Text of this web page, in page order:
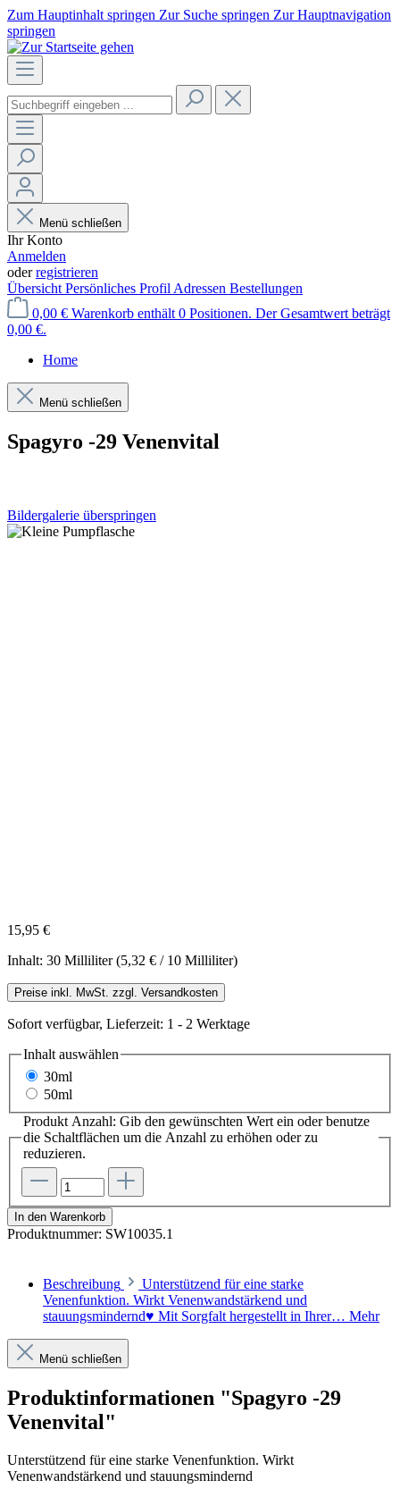
Zum Hauptinhalt springen Zur Suche springen Zur Hauptnavigation
springen
Menü schließen
Ihr Konto
Anmelden
oderregistrieren
Übersicht Persönliches Profil Adressen Bestellungen
0,00 € Warenkorb enthält 0 Positionen. Der Gesamtwert beträgt
0,00 €.
Home
Menü schließen
Spagyro -29 Venenvital
Bildergalerie überspringen
15,95 €
Inhalt: 30 Milliliter(5,32 € / 10 Milliliter)
Preise inkl. MwSt. zzgl. Versandkosten
Sofort verfügbar, Lieferzeit: 1 - 2 Werktage
Inhalt auswählen
30ml
50ml
Produkt Anzahl: Gib den gewünschten Wert ein oder benutze
die Schaltflächen um die Anzahl zu erhöhen oder zu
reduzieren.
In den Warenkorb
Produktnummer: SW10035.1
Beschreibung
Unterstützend für eine starke
Venenfunktion. Wirkt Venenwandstärkend und
stauungsmindernd♥ Mit Sorgfalt hergestellt in Ihrer… Mehr
Menü schließen
Produktinformationen "Spagyro -29
Venenvital"
Unterstützend für eine starke Venenfunktion. Wirkt
Venenwandstärkend und stauungsmindernd